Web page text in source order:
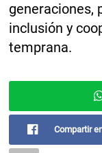
generaciones,
inclusión y
temprana.
Compartir